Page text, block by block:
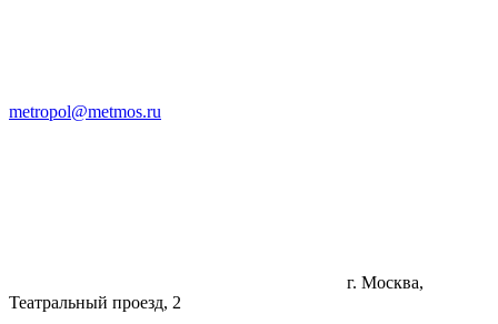
metropol@metmos.ru
г. Москва,
Театральный проезд, 2